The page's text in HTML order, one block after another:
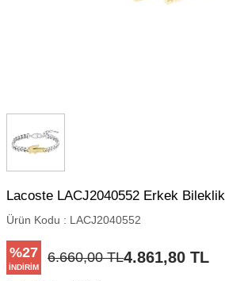
Lacoste LACJ2040552 Erkek Bileklik
Ürün Kodu : LACJ2040552
%27
İNDIRIM
6.660,00TL4.861,80 TL